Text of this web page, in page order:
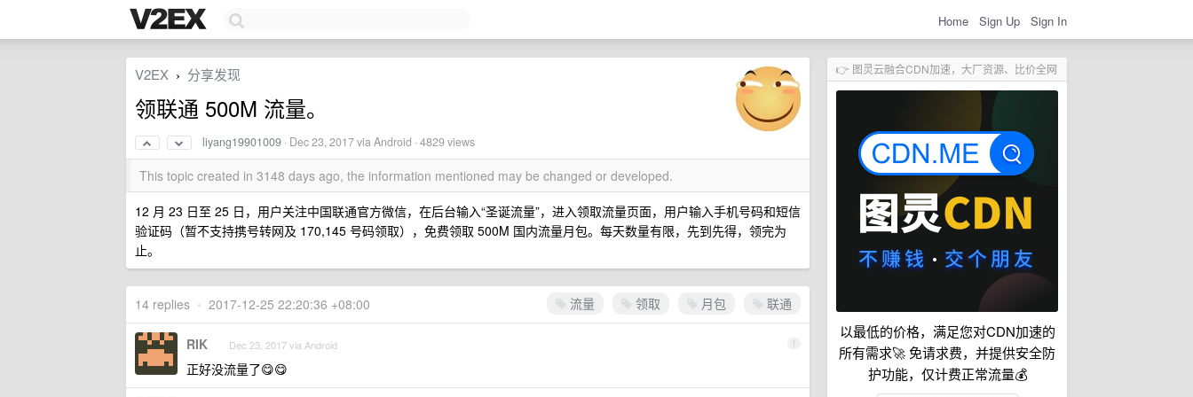
Home Sign Up Sign In
👉 图灵云融合CDN加速，大厂资源、比价全网
以最低的价格，满足您对CDN加速的
所有需求🚀 免请求费，并提供安全防
护功能，仅计费正常流量💰
V2EX › 分享发现
领联通 500M 流量。
liyang19901009 · Dec 23, 2017via Android · 4829 views
This topic created in 3148 days ago, the information mentioned may be changed or developed.
12 月 23 日至 25 日，用户关注中国联通官方微信，在后台输入“圣诞流量”，进入领取流量页面，用户输入手机号码和短信
验证码（暂不支持携号转网及 170,145 号码领取），免费领取 500M 国内流量月包。每天数量有限，先到先得，领完为
止。
流量 领取 月包 联通
14 replies • 2017-12-25 22:20:36 +08:00
1
RIK Dec 23, 2017 via Android
正好没流量了😋😋